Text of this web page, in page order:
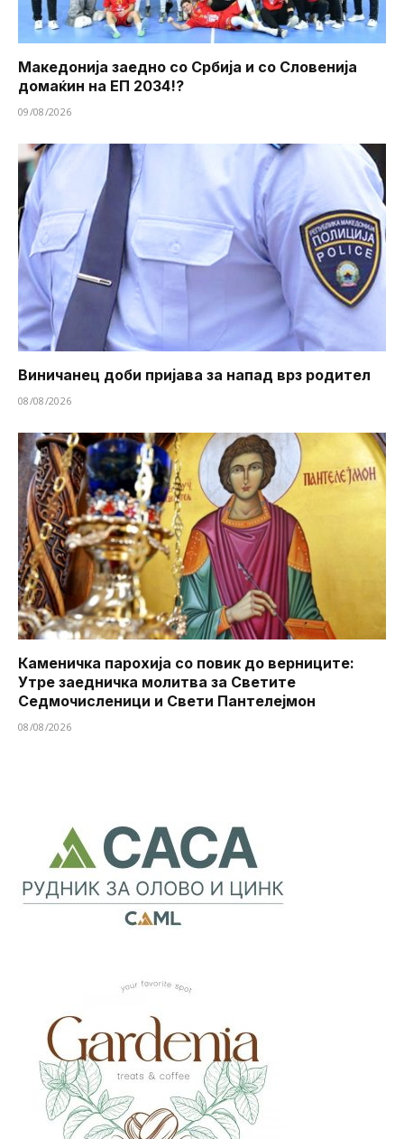
Македонија заедно со Србија и со Словенија
домаќин на ЕП 2034!?
09/08/2026
Виничанец доби пријава за напад врз родител
08/08/2026
Каменичка парохија со повик до верниците:
Утре заедничка молитва за Светите
Седмочисленици и Свети Пантелејмон
08/08/2026